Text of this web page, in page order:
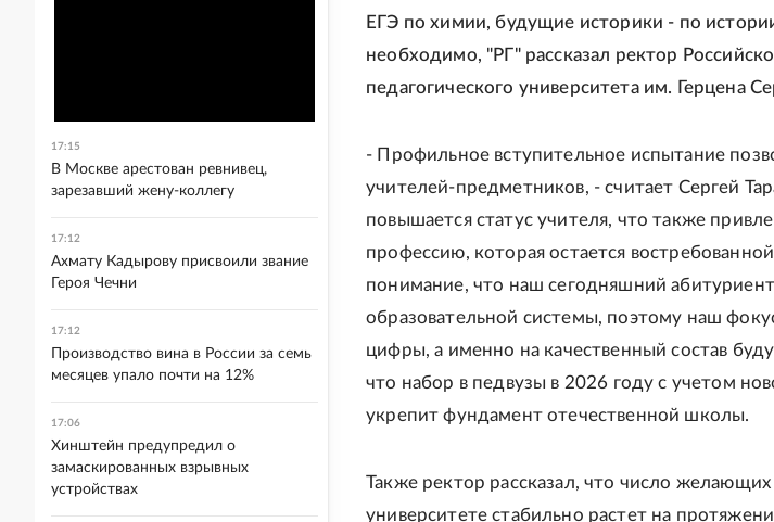
ЕГЭ по химии, будущие историки - по
необходимо, "РГ" рассказал ректор
педагогического университета им. Герцена
- Профильное вступительное испытание
учителей-предметников, - считает Сергей
повышается статус учителя, что также
профессию, которая остается
понимание, что наш сегодняшний
образовательной системы, поэтому наш
цифры, а именно на качественный состав
что набор в педвузы в 2026 году с учетом
укрепит фундамент отечественной школы.
Также ректор рассказал, что число желающих
университете стабильно растет на
17:15
В Москве арестован ревнивец,
зарезавший жену-коллегу
17:12
Ахмату Кадырову присвоили звание
Героя Чечни
17:12
Производство вина в России за семь
месяцев упало почти на 12%
17:06
Хинштейн предупредил о
замаскированных взрывных
устройствах